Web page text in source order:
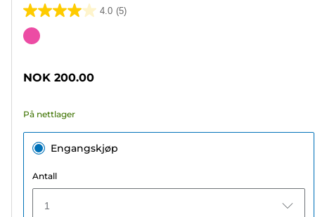
4.0 (5)
4.0
av
5
Fargekassett
NOK 200.00
På nettlager
Engangskjøp
Antall
1